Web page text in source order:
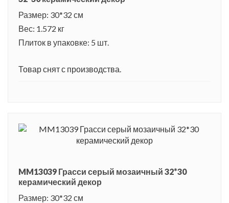
Размер: 30*32 см
Вес: 1.572 кг
Плиток в упаковке: 5 шт.
Товар снят с производства.
MM13039 Грасси серый мозаичный 32*30
керамический декор
Размер: 30*32 см